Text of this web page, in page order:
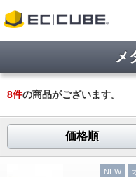
メ
8件の商品がございます。
価格順
NEW